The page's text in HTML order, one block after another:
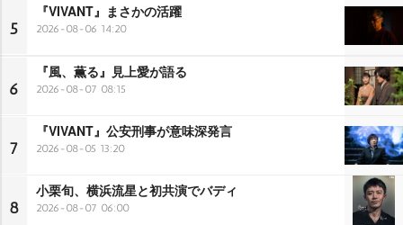
5
『VIVANT』まさかの活躍
2026-08-06 14:20
6
『風、薫る』見上愛が語る
2026-08-07 08:15
7
『VIVANT』公安刑事が意味深発言
2026-08-05 13:20
8
小栗旬、横浜流星と初共演でバディ
2026-08-07 06:00